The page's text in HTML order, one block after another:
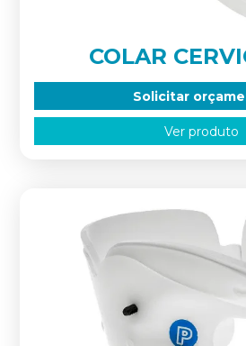
COLAR
Solicitar
Ver produto